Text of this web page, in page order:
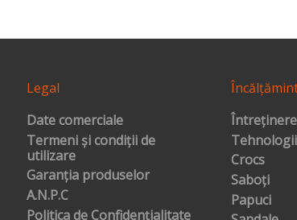
Legal
Date comerciale
Termeni și condiții de
utilizare
Garanția produselor
A.N.P.C
Politica de Confidențialitate
Crocs
Saboți
Papuci